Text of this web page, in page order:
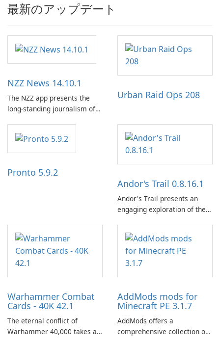
最新のアップデート
NZZ News 14.10.1
The NZZ app presents the
long-standing journalism of
and a liberal outlook that
embraces diverse opinion.
Urban Raid Ops 208
Pronto 5.9.2
Andor's Trail 0.8.16.1
Andor's Trail presents an
engaging exploration of the
centered around the pursuit
of your brother, Andor,
through a quest-driven
narrative inspired by classic
Warhammer Combat
Cards - 40K 42.1
The eternal conflict of
Warhammer 40,000 takes a
AddMods mods for
Minecraft PE 3.1.7
AddMods offers a
comprehensive collection of